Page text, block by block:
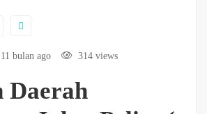
11 bulan ago 314 views
Daerah